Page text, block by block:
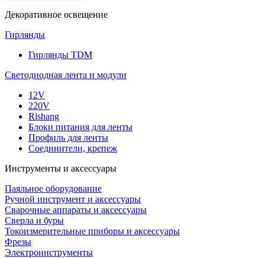
Декоративное освещение
Гирлянды
Гирлянды TDM
Светодиодная лента и модули
12V
220V
Rishang
Блоки питания для ленты
Профиль для ленты
Соединители, крепеж
Инструменты и аксессуары
Паяльное оборудование
Ручной инструмент и аксессуары
Сварочные аппараты и аксессуары
Сверла и буры
Токоизмерительные приборы и аксессуары
Фрезы
Электроинструменты